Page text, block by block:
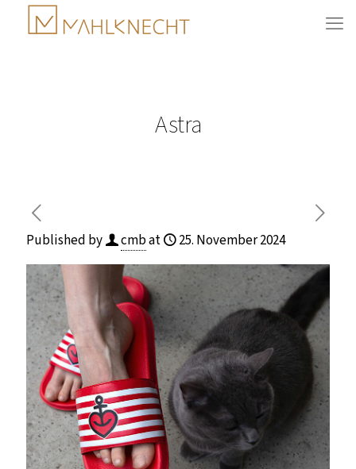
Astra
Published by cmbat 25. November 2024